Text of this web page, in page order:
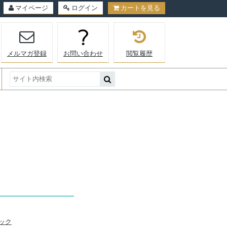
マイページ ログイン カートを見る
メルマガ登録 お問い合わせ 閲覧履歴
ク